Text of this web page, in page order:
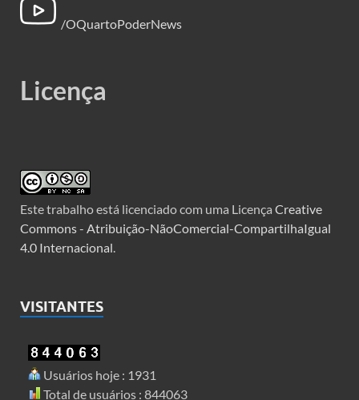
/OQuartoPoderNews
Licença
Este trabalho está licenciado com uma Licença Creative
Commons - Atribuição-NãoComercial-CompartilhaIgual
4.0 Internacional
VISITANTES
Usuários hoje : 1931
Total de usuários : 844063